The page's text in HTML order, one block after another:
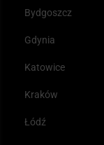
Bydgoszcz
Gdynia
Katowice
Kraków
Łódź